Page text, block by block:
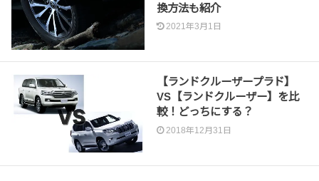
換方法も紹介
2021年3月1日
【ランドクルーザープラド】
VS【ランドクルーザー】を比
較！どっちにする？
2018年12月31日